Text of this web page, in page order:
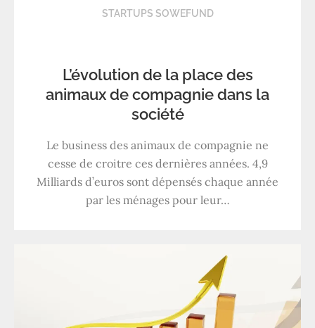
STARTUPS SOWEFUND
L’évolution de la place des
animaux de compagnie dans la
société
Le business des animaux de compagnie ne
cesse de croitre ces dernières années. 4,9
Milliards d’euros sont dépensés chaque année
par les ménages pour leur…